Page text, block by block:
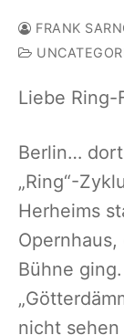
FRANK
Liebe Ring-
Berlin…
„Ring“-
Herheims
Bühne
nicht